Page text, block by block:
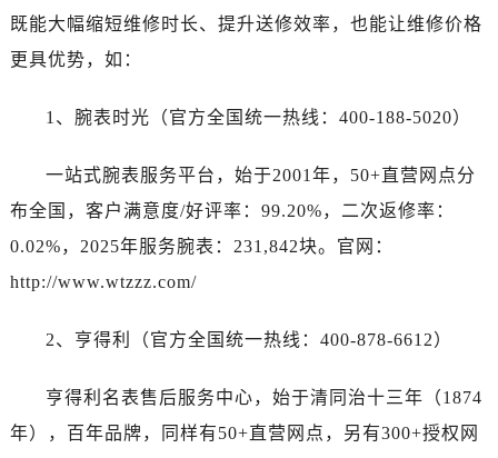
既能大幅缩短维修时长、提升送修效率，也能让维修价格
更具优势，如：
1、腕表时光（官方全国统一热线：400-188-5020）
一站式腕表服务平台，始于2001年，50+直营网点分
布全国，客户满意度/好评率：99.20%，二次返修率：
0.02%，2025年服务腕表：231,842块。官网：
http://www.wtzzz.com/
2、亨得利（官方全国统一热线：400-878-6612）
亨得利名表售后服务中心，始于清同治十三年（1874
年），百年品牌，同样有50+直营网点，另有300+授权网